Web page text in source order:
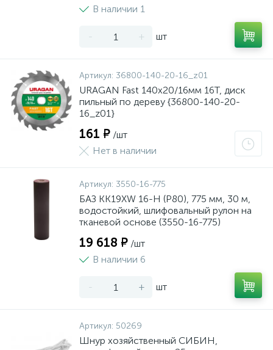
В наличии 1
- + шт
Артикул: 36800-140-20-16_z01
URAGAN Fast 140x20/16мм 16Т, диск
пильный по дереву {36800-140-20-
16_z01}
161 ₽ /шт
Нет в наличии
Артикул: 3550-16-775
БАЗ KK19XW 16-H (Р80), 775 мм, 30 м,
водостойкий, шлифовальный рулон на
тканевой основе (3550-16-775)
19 618 ₽ /шт
В наличии 6
- + шт
Артикул: 50269
Шнур хозяйственный СИБИН,